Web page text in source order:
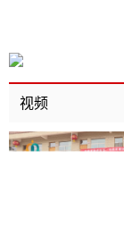
视频